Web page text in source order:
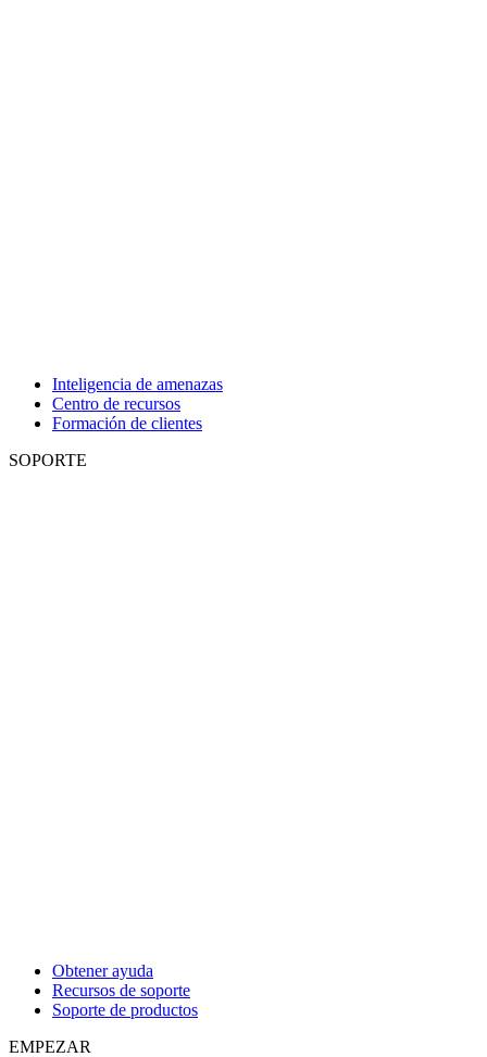
Inteligencia de amenazas
Centro de recursos
Formación de clientes
SOPORTE
Obtener ayuda
Recursos de soporte
Soporte de productos
EMPEZAR